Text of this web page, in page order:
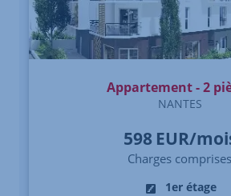
Appartement - 2
NANTES
598 EUR/
Charges comprises
1er étage